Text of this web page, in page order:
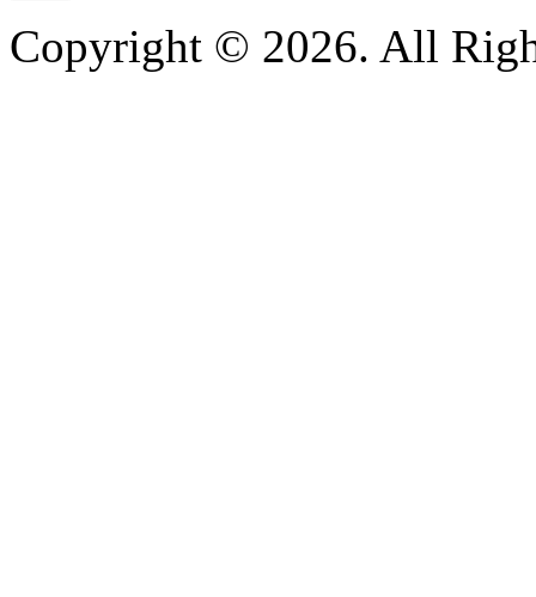
Copyright © 2026. All